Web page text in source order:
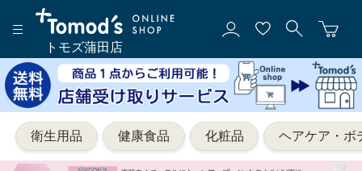
トモズ蒲田店
衛生用品 健康食品 化粧品 ヘアケア・ボ